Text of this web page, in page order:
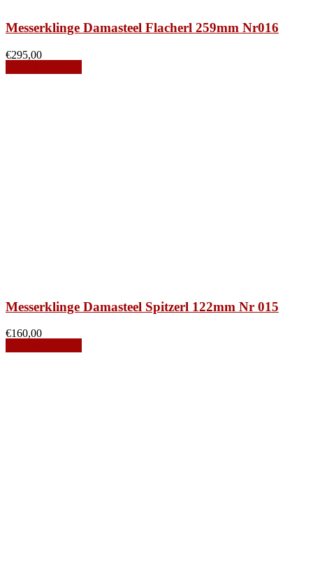
Messerklinge Damasteel Flacherl 259mm Nr016
€295,00
Messerklinge Damasteel Spitzerl 122mm Nr 015
€160,00